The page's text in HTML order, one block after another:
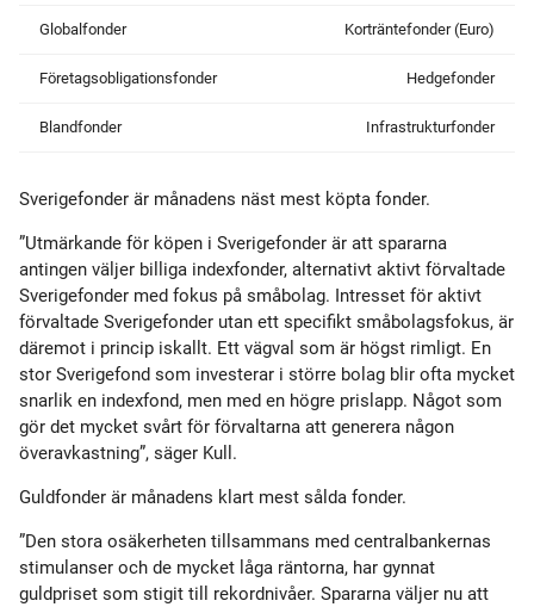
Globalfonder Korträntefonder (Euro)
Företagsobligationsfonder Hedgefonder
Blandfonder Infrastrukturfonder
Sverigefonder är månadens näst mest köpta fonder.
”Utmärkande för köpen i Sverigefonder är att spararna
antingen väljer billiga indexfonder, alternativt aktivt förvaltade
Sverigefonder med fokus på småbolag. Intresset för aktivt
förvaltade Sverigefonder utan ett specifikt småbolagsfokus, är
däremot i princip iskallt. Ett vägval som är högst rimligt. En
stor Sverigefond som investerar i större bolag blir ofta mycket
snarlik en indexfond, men med en högre prislapp. Något som
gör det mycket svårt för förvaltarna att generera någon
överavkastning”, säger Kull.
Guldfonder är månadens klart mest sålda fonder.
”Den stora osäkerheten tillsammans med centralbankernas
stimulanser och de mycket låga räntorna, har gynnat
guldpriset som stigit till rekordnivåer. Spararna väljer nu att